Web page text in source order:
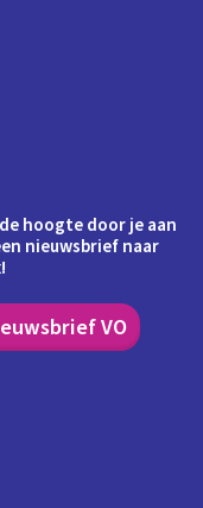
hoogte door je aan
nieuwsbrief naar
VO